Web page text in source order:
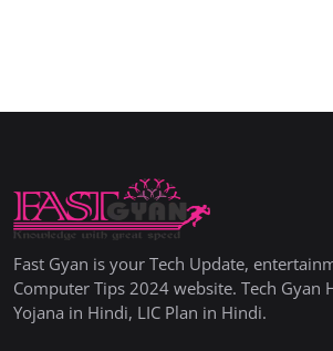
Fast Gyan is your Tech Update,
Computer Tips 2024 website. Tech Gyan
Yojana in Hindi, LIC Plan in Hindi.